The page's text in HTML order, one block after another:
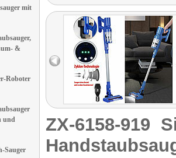
mit
&
Roboter
und
Sauger
ZX-6158-919